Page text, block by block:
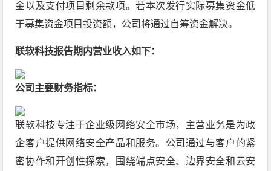
金以及支付项目剩余款项。若本次发行实际募集资金低
于募集资金项目投资额，公司将通过自筹资金解决。
联软科技报告期内营业收入如下：
公司主要财务指标：
联软科技专注于企业级网络安全市场，主营业务是为政
企客户提供网络安全产品和服务。公司通过与客户的紧
密协作和开创性探索，围绕端点安全、边界安全和云安